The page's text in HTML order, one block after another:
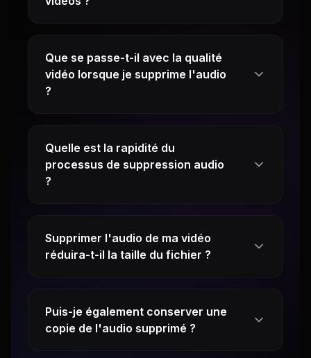
Que se passe-t-il avec la qualité
vidéo lorsque je supprime l'audio
?
Quelle est la rapidité du
processus de suppression audio
?
Supprimer l'audio de ma vidéo
réduira-t-il la taille du fichier ?
Puis-je également conserver une
copie de l'audio supprimé ?